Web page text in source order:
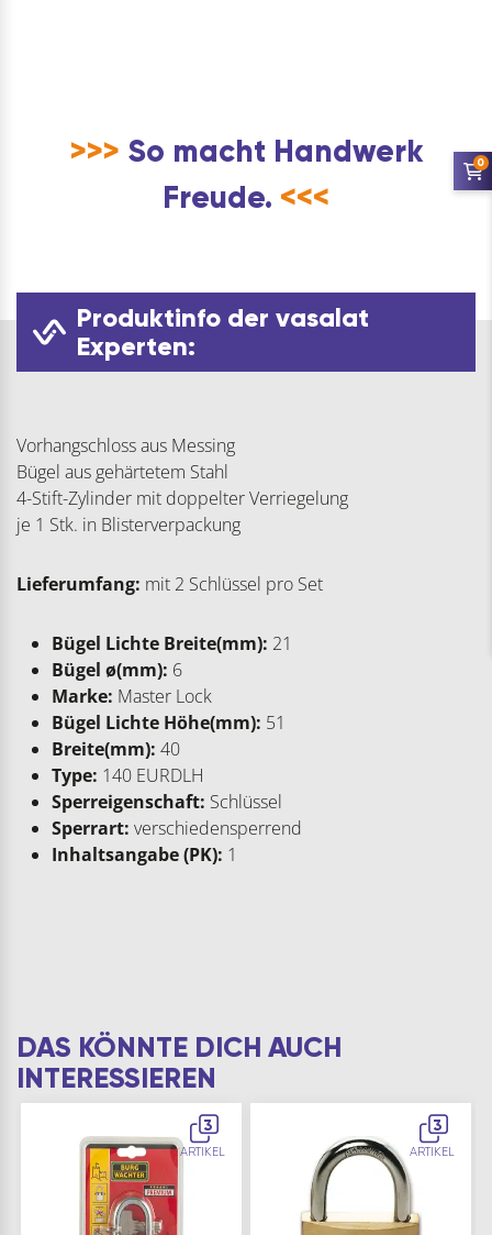
>>> So macht Handwerk
Freude. <<<
Produktinfo der vasalat
Experten:
Vorhangschloss aus Messing
Bügel aus gehärtetem Stahl
4-Stift-Zylinder mit doppelter Verriegelung
je 1 Stk. in Blisterverpackung
Lieferumfang: mit 2 Schlüssel pro Set
Bügel Lichte Breite(mm): 21
Bügel ø(mm): 6
Marke: Master Lock
Bügel Lichte Höhe(mm): 51
Breite(mm): 40
Type: 140 EURDLH
Sperreigenschaft: Schlüssel
Sperrart: verschiedensperrend
Inhaltsangabe (PK): 1
DAS KÖNNTE DICH AUCH
INTERESSIEREN
3
ARTIKEL
3
ARTIKEL
0